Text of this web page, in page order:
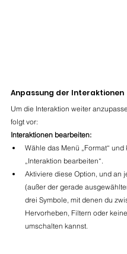
Anpassung der Interaktionen
Um die Interaktion weiter
folgt vor:
Interaktionen bearbeiten:
Wähle das Menü „Format“ und
„Interaktion bearbeiten“.
Aktiviere diese Option, und an
(außer der gerade
drei Symbole, mit denen du
Hervorheben, Filtern oder
umschalten kannst.